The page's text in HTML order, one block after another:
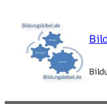
Inhalt
springen